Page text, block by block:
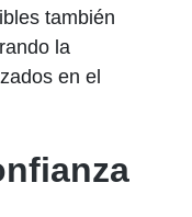
también
la
en el